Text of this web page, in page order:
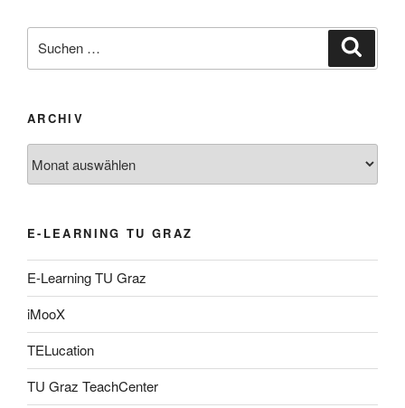
nach:
ARCHIV
E-LEARNING TU GRAZ
E-Learning TU Graz
iMooX
TELucation
TU Graz TeachCenter